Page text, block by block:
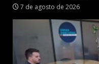
7 de agosto de 2026